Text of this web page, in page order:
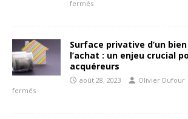
fermés
Surface privative d’un
l’achat : un enjeu crucial
acquéreurs
août 28, 2023 Olivier Dufour
fermés